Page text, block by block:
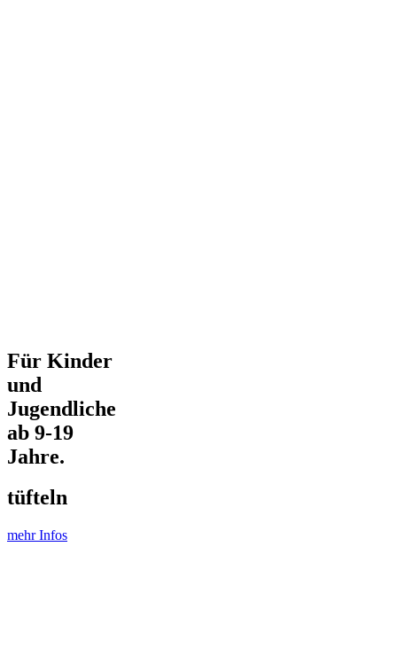
Für Kinder
und
Jugendliche
ab 9-19
Jahre.
tüfteln
mehr Infos